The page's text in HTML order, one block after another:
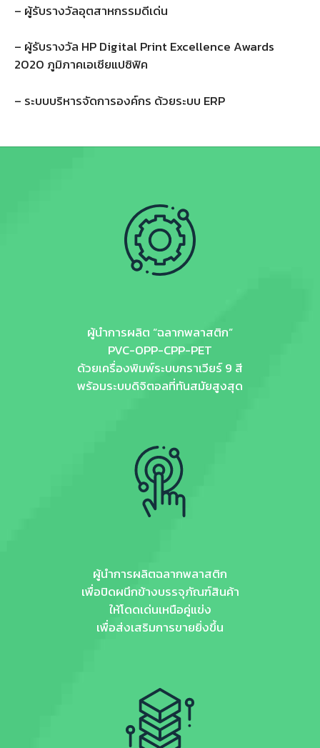
– ผู้รับรางวัลอุตสาหกรรมดีเด่น
– ผู้รับรางวัล HP Digital Print Excellence Awards
2020 ภูมิภาคเอเชียแปซิฟิค
– ระบบบริหารจัดการองค์กร ด้วยระบบ ERP
ผู้นำการผลิต “ฉลากพลาสติก”
PVC-OPP-CPP-PET
ด้วยเครื่องพิมพ์ระบบกราเวียร์ 9 สี
พร้อมระบบดิจิตอลที่ทันสมัยสูงสุด
ผู้นำการผลิตฉลากพลาสติก
เพื่อปิดผนึกข้างบรรจุภัณฑ์สินค้า
ให้โดดเด่นเหนือคู่แข่ง
เพื่อส่งเสริมการขายยิ่งขึ้น